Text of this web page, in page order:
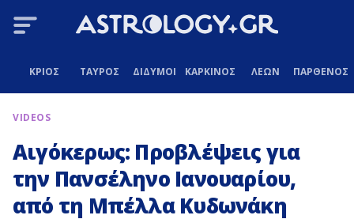
ΚΡΙΟΣ ΤΑΥΡΟΣ ΔΙΔΥΜΟΙ ΚΑΡΚΙΝΟΣ ΛΕΩΝ ΠΑΡΘΕΝΟΣ
VIDEOS
Αιγόκερως: Προβλέψεις για
την Πανσέληνο Ιανουαρίου,
από τη Μπέλλα Κυδωνάκη